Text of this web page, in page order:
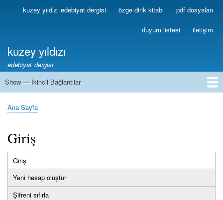
Ana
içeriğe
Birincilkuzey yıldızı edebiyat dergisi özge dirik kitabı pdf dosyaları
duyuru listesi iletişim
kuzey yıldızı
edebiyat dergisi
İkincil
Show — İkincil Bağlantılar
1
2
3
4
5
6
7
8
9
10
11
12
13
Sayfa
Ana Sayfa
Giriş
Birincil
sekmeler
Giriş
sekme)
Yeni hesap oluştur
Şifreni sıfırla